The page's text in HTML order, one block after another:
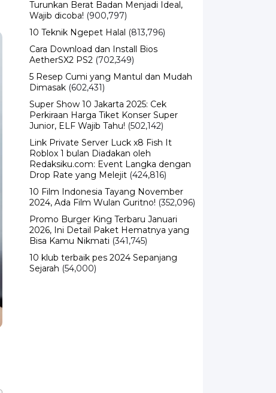
Turunkan Berat Badan Menjadi Ideal,
Wajib dicoba! (900,797)
10 Teknik Ngepet Halal (813,796)
Cara Download dan Install Bios
AetherSX2 PS2 (702,349)
5 Resep Cumi yang Mantul dan Mudah
Dimasak (602,431)
Super Show 10 Jakarta 2025: Cek
Perkiraan Harga Tiket Konser Super
Junior, ELF Wajib Tahu! (502,142)
Link Private Server Luck x8 Fish It
Roblox 1 bulan Diadakan oleh
Redaksiku.com: Event Langka dengan
Drop Rate yang Melejit (424,816)
10 Film Indonesia Tayang November
2024, Ada Film Wulan Guritno! (352,096)
Promo Burger King Terbaru Januari
2026, Ini Detail Paket Hematnya yang
Bisa Kamu Nikmati (341,745)
10 klub terbaik pes 2024 Sepanjang
Sejarah (54,000)